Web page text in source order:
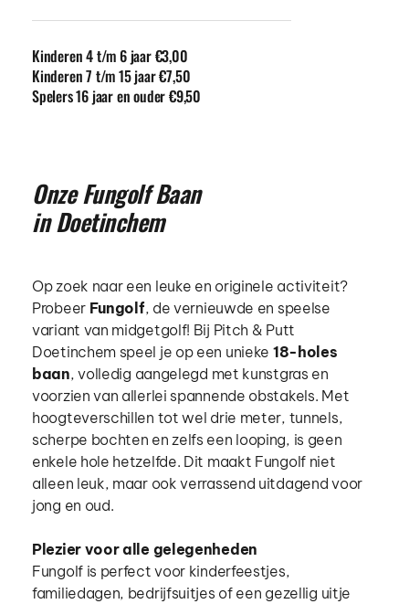
Kinderen 4 t/m 6 jaar €3,00
Kinderen 7 t/m 15 jaar €7,50
Spelers 16 jaar en ouder €9,50
Onze Fungolf Baan
in Doetinchem
Op zoek naar een leuke en originele activiteit?
Probeer Fungolf, de vernieuwde en speelse
variant van midgetgolf! Bij Pitch & Putt
Doetinchem speel je op een unieke 18-holes
baan, volledig aangelegd met kunstgras en
voorzien van allerlei spannende obstakels. Met
hoogteverschillen tot wel drie meter, tunnels,
scherpe bochten en zelfs een looping, is geen
enkele hole hetzelfde. Dit maakt Fungolf niet
alleen leuk, maar ook verrassend uitdagend voor
jong en oud.
Plezier voor alle gelegenheden
Fungolf is perfect voor kinderfeestjes,
familiedagen, bedrijfsuitjes of een gezellig uitje